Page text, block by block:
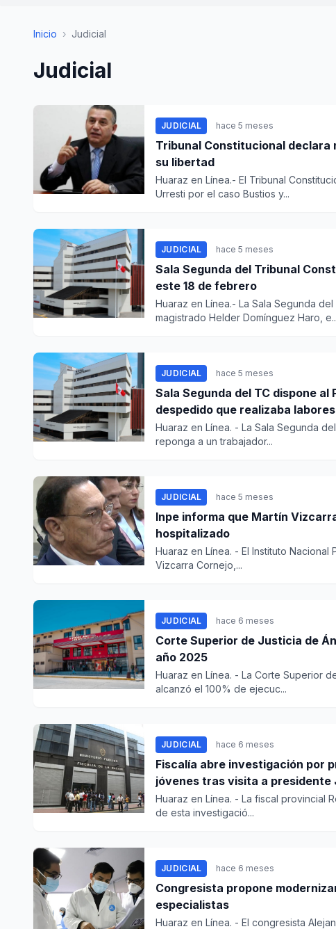
Inicio › Judicial
Judicial
JUDICIAL hace 5 meses
Tribunal Constitucional declara
su libertad
Huaraz en Línea.- El Tribunal
Urresti por el caso Bustios y...
JUDICIAL hace 5 meses
Sala Segunda del Tribunal
este 18 de febrero
Huaraz en Línea.- La Sala Segunda
magistrado Helder Domínguez Haro,
JUDICIAL hace 5 meses
Sala Segunda del TC dispone
despedido que realizaba
Huaraz en Línea. - La Sala Segunda
reponga a un trabajador...
JUDICIAL hace 5 meses
Inpe informa que Martín
hospitalizado
Huaraz en Línea. - El Instituto
Vizcarra Cornejo,...
JUDICIAL hace 6 meses
Corte Superior de Justicia de
año 2025
Huaraz en Línea. - La Corte Superior
alcanzó el 100% de ejecuc...
JUDICIAL hace 6 meses
Fiscalía abre investigación por
jóvenes tras visita a presidente
Huaraz en Línea. - La fiscal provincial
de esta investigació...
JUDICIAL hace 6 meses
Congresista propone
especialistas
Huaraz en Línea. - El congresista